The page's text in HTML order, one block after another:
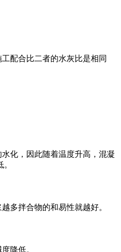
配合比二者的水灰比是相同
化，因此随着温度升高，混凝
多拌合物的和易性就越好。
降低。